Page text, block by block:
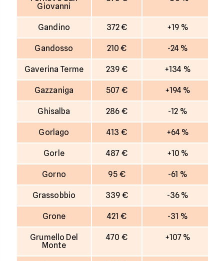
Giovanni
Gandino 372 € +19 %
Gandosso 210 € -24 %
Gaverina Terme 239 € +134 %
Gazzaniga 507 € +194 %
Ghisalba 286 € -12 %
Gorlago 413 € +64 %
Gorle 487 € +10 %
Gorno 95 € -61 %
Grassobbio 339 € -36 %
Grone 421 € -31 %
Grumello Del
Monte
470 € +107 %